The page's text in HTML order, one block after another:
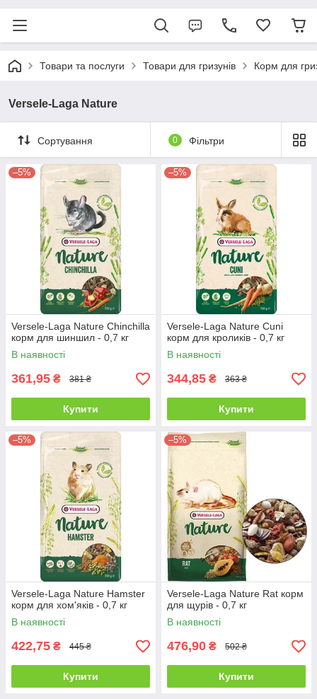
Товари та послуги Товари для гризунів Корм для
Versele-Laga Nature
Сортування 0 Фільтри
–5%
Versele-Laga Nature Chinchilla
корм для шиншил - 0,7 кг
В наявності
361,95 ₴ 381 ₴
Купити
–5%
Versele-Laga Nature Cuni
корм для кроликів - 0,7 кг
В наявності
344,85 ₴ 363 ₴
Купити
–5%
Versele-Laga Nature Hamster
корм для хом'яків - 0,7 кг
В наявності
422,75 ₴ 445 ₴
Купити
–5%
Versele-Laga Nature Rat корм
для щурів - 0,7 кг
В наявності
476,90 ₴ 502 ₴
Купити